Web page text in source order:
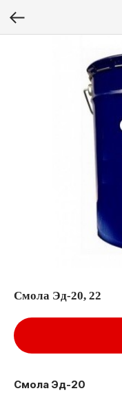
Смола Эд-20, 22
Смола Эд-20